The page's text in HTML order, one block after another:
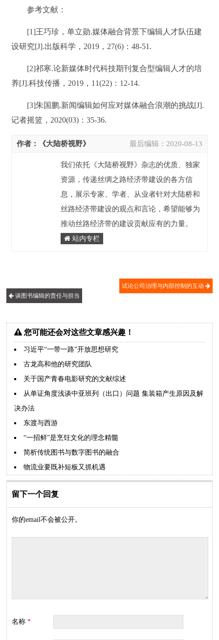
参考文献：
[1]王巧珍，单立勋.媒体融合背景下编辑人才队伍建
设研究[J].出版科学，2019，27(6)：48-51.
[2]祁寒.论新媒体时代科技期刊复合型编辑人才的培
养[J].科技传播，2019，11(22)：12-14.
[3]朱国鹏.新闻编辑如何应对媒体融合浪潮的挑战[J].
记者摇篮，2020(03)：35-36.
最后编辑： 2020-08-13
作者：《大陆桥视野》
我们依托《大陆桥视野》杂志的优质、独家
资源，传递丝绸之路经济带建设的各方信
息，展示专家、学者、从业者针对大陆桥和
丝路经济带建设的观点和言论，希望能够为
推动丝路经济带的建设贡献应有的力量。
站内专栏
谈图书编辑的责任与担当
试论公司治理与内部控制的互动
您可能还会对这些文章感兴趣！
习近平“一带一路”开放思想研究
古龙高和他的研究团队
关于国产青春电影研究的文献综述
从单证角度浅谈中亚班列（出口）问题 集装箱产生原因及解
决办法
东渡与西游
“一招鲜”是烹饪文化的理念精髓
简析传统图书与数字图书的融合
物流业要既补短板又抓机遇
留下一个回复
你的email不会被公开。
名称*